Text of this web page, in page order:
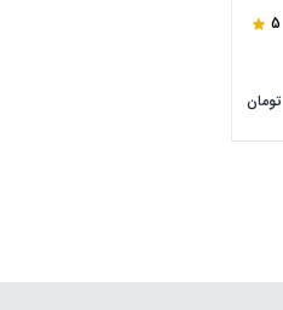
5
تومان